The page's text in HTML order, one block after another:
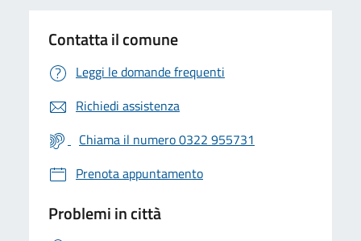
Contatta il comune
Leggi le domande frequenti
Richiedi assistenza
Chiama il numero 0322 955731
Prenota appuntamento
Problemi in città